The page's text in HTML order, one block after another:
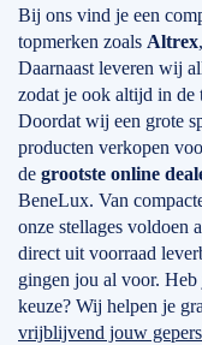
Bij ons vind je een
topmerken zoals Altrex,
Daarnaast leveren wij
zodat je ook altijd in de
Doordat wij een grote
producten verkopen
de grootste online
BeneLux. Van
onze stellages voldoen
direct uit voorraad
gingen jou al voor.
keuze? Wij helpen je
vrijblijvend jouw